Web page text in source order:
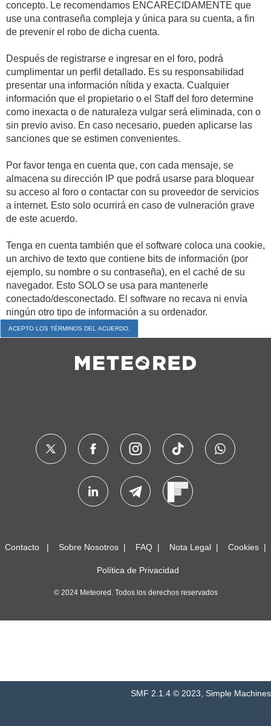
concepto. Le recomendamos ENCARECIDAMENTE que
use una contraseña compleja y única para su cuenta, a fin
de prevenir el robo de dicha cuenta.
Después de registrarse e ingresar en el foro, podrá
cumplimentar un perfil detallado. Es su responsabilidad
presentar una información nítida y exacta. Cualquier
información que el propietario o el Staff del foro determine
como inexacta o de naturaleza vulgar será eliminada, con o
sin previo aviso. En caso necesario, pueden aplicarse las
sanciones que se estimen convenientes.
Por favor tenga en cuenta que, con cada mensaje, se
almacena su dirección IP que podrá usarse para bloquear
su acceso al foro o contactar con su proveedor de servicios
a internet. Esto solo ocurrirá en caso de vulneración grave
de este acuerdo.
Tenga en cuenta también que el software coloca una cookie,
un archivo de texto que contiene bits de información (por
ejemplo, su nombre o su contraseña), en el caché de su
navegador. Esto SOLO se usa para mantenerle
conectado/desconectado. El software no recava ni envía
ningún otro tipo de información a su ordenador.
Contacto Sobre Nosotros FAQ Nota Legal Cookies
Política de Privacidad
© 2024 Meteored. Todos los derechos reservados
SMF 2.1.4 © 2023 Simple Machines